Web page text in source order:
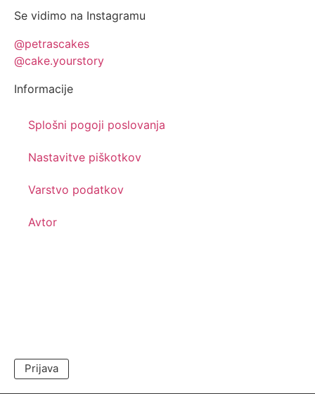
Se vidimo na Instagramu
@petrascakes
@cake.yourstory
Informacije
Splošni pogoji poslovanja
Nastavitve piškotkov
Varstvo podatkov
Avtor
Prijava